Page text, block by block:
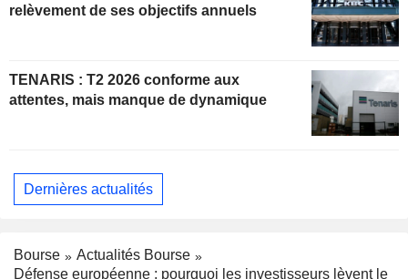
relèvement de ses objectifs annuels
TENARIS : T2 2026 conforme aux
attentes, mais manque de dynamique
Dernières actualités
Bourse
Actualités Bourse
Défense européenne : pourquoi les investisseurs lèvent le